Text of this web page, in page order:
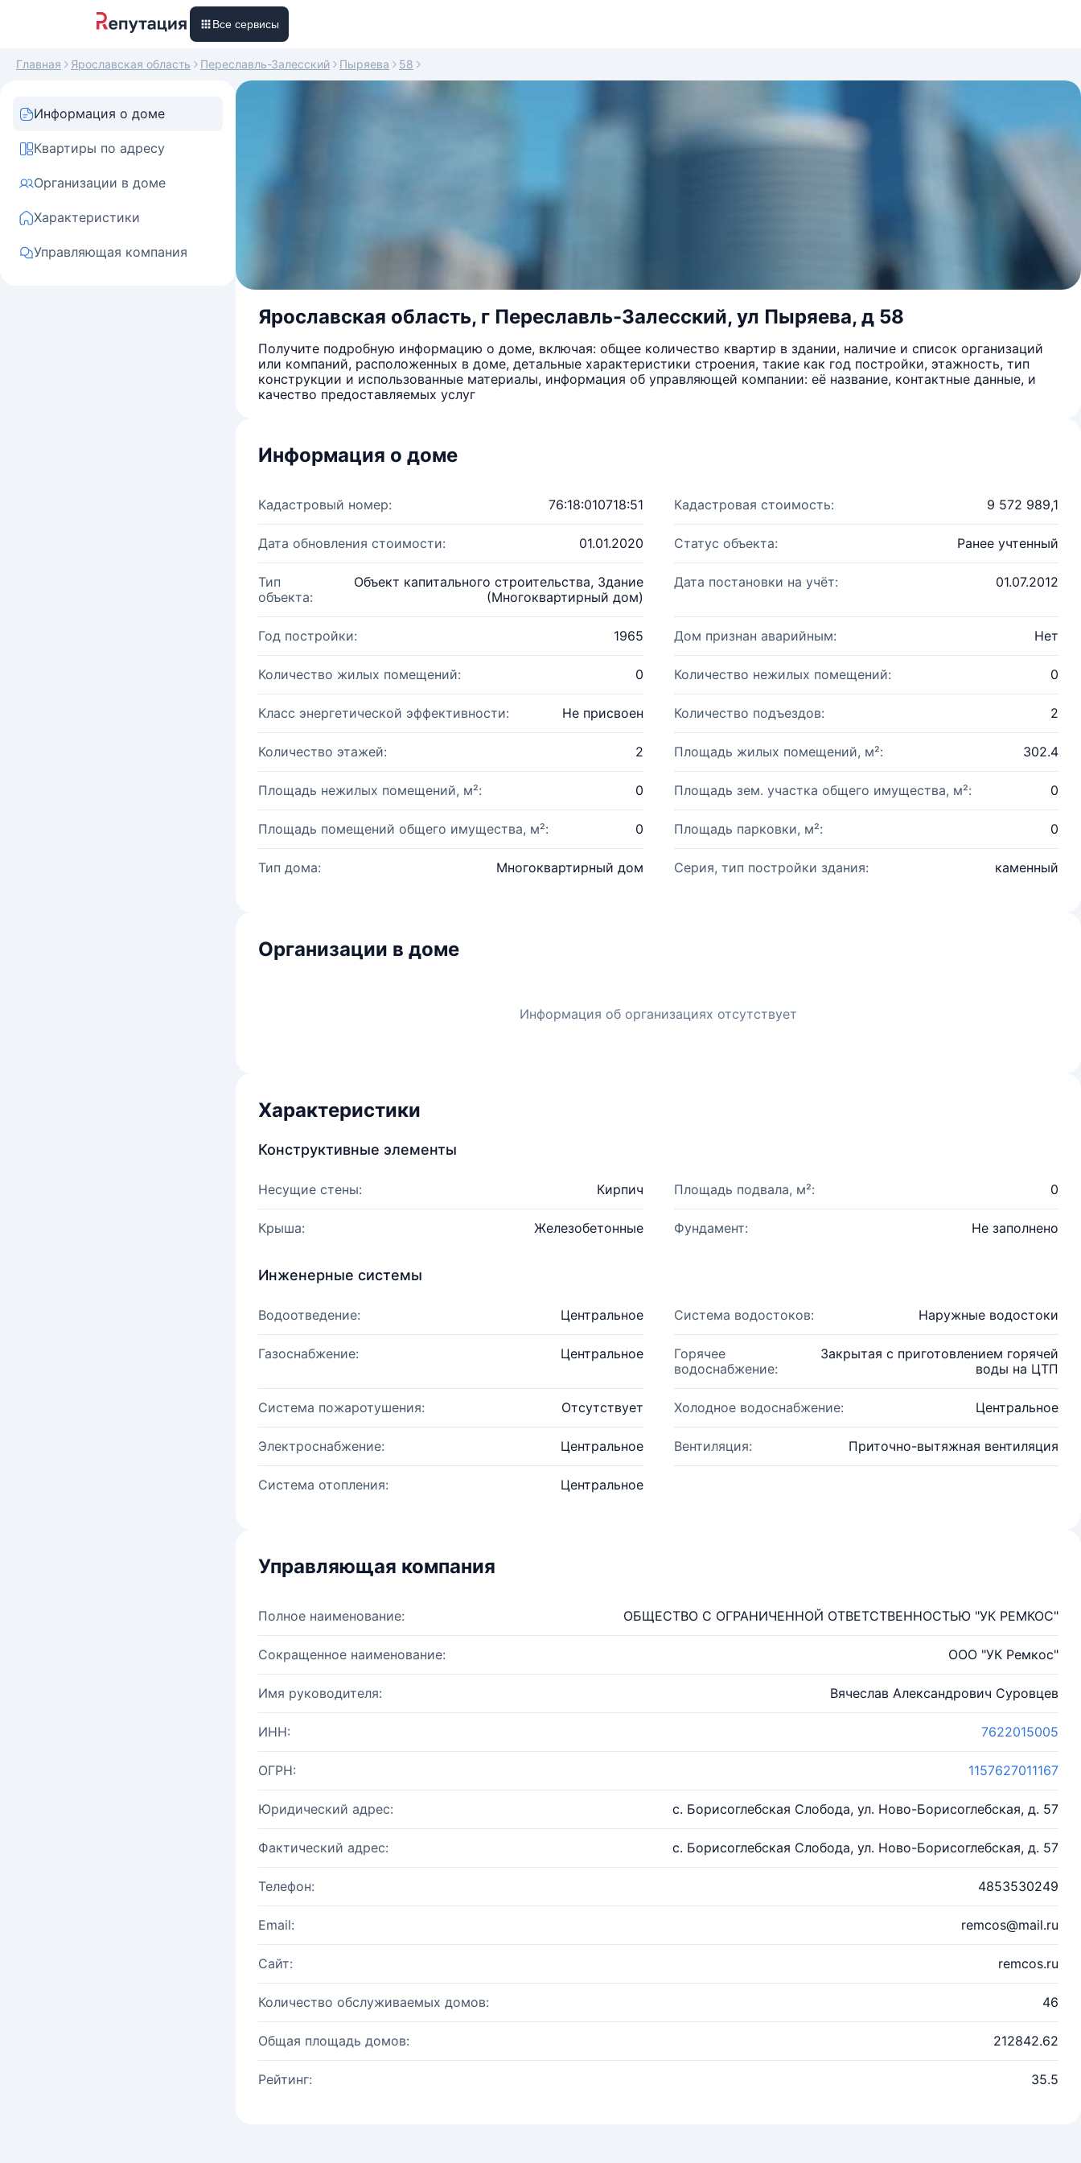
Все сервисы
Главная Ярославская область Переславль-Залесский Пыряева 58
Информация о доме
Квартиры по адресу
Организации в доме
Характеристики
Управляющая компания
Ярославская область, г Переславль-Залесский, ул Пыряева, д 58
Получите подробную информацию о доме, включая: общее количество квартир в здании, наличие и список организаций
или компаний, расположенных в доме, детальные характеристики строения, такие как год постройки, этажность, тип
конструкции и использованные материалы, информация об управляющей компании: её название, контактные данные, и
качество предоставляемых услуг
Информация о доме
Кадастровый номер: 76:18:010718:51 Кадастровая стоимость: 9 572 989,1
Дата обновления стоимости: 01.01.2020 Статус объекта: Ранее учтенный
Тип
объекта:
Объект капитального строительства, Здание
(Многоквартирный дом)
Дата постановки на учёт: 01.07.2012
Год постройки: 1965 Дом признан аварийным: Нет
Количество жилых помещений: 0 Количество нежилых помещений: 0
Класс энергетической эффективности: Не присвоен Количество подъездов: 2
Количество этажей: 2 Площадь жилых помещений, м²: 302.4
Площадь нежилых помещений, м²: 0 Площадь зем. участка общего имущества, м²: 0
Площадь помещений общего имущества, м²: 0 Площадь парковки, м²: 0
Тип дома: Многоквартирный дом Серия, тип постройки здания: каменный
Организации в доме
Информация об организациях отсутствует
Характеристики
Конструктивные элементы
Несущие стены: Кирпич Площадь подвала, м²: 0
Крыша: Железобетонные Фундамент: Не заполнено
Инженерные системы
Водоотведение: Центральное Система водостоков: Наружные водостоки
Газоснабжение: Центральное
Горячее
водоснабжение:
Закрытая с приготовлением горячей
воды на ЦТП
Система пожаротушения: Отсутствует Холодное водоснабжение: Центральное
Электроснабжение: Центральное Вентиляция: Приточно-вытяжная вентиляция
Система отопления: Центральное
Управляющая компания
Полное наименование: ОБЩЕСТВО С ОГРАНИЧЕННОЙ ОТВЕТСТВЕННОСТЬЮ "УК РЕМКОС"
Сокращенное наименование: ООО "УК Ремкос"
Имя руководителя: Вячеслав Александрович Суровцев
ИНН: 7622015005
ОГРН: 1157627011167
Юридический адрес: с. Борисоглебская Слобода, ул. Ново-Борисоглебская, д. 57
Фактический адрес: с. Борисоглебская Слобода, ул. Ново-Борисоглебская, д. 57
Телефон: 4853530249
Email: remcos@mail.ru
Сайт: remcos.ru
Количество обслуживаемых домов: 46
Общая площадь домов: 212842.62
Рейтинг: 35.5